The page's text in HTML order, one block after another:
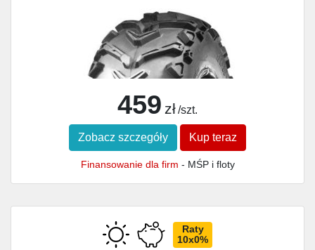
459 zł /szt.
Zobacz szczegóły Kup teraz
Finansowanie dla firm - MŚP i floty
Raty
10x0%